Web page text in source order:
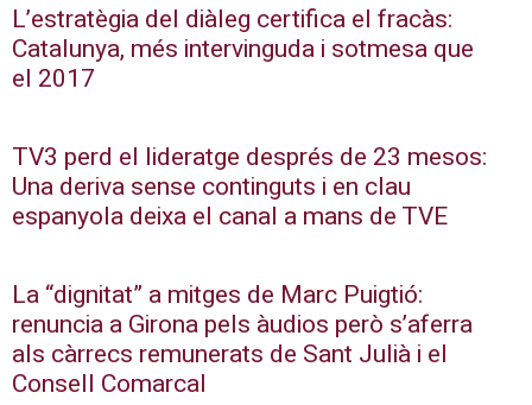
L’estratègia del diàleg certifica el fracàs:
Catalunya, més intervinguda i sotmesa que
el 2017
TV3 perd el lideratge després de 23 mesos:
Una deriva sense continguts i en clau
espanyola deixa el canal a mans de TVE
La “dignitat” a mitges de Marc Puigtió:
renuncia a Girona pels àudios però s’aferra
als càrrecs remunerats de Sant Julià i el
Consell Comarcal